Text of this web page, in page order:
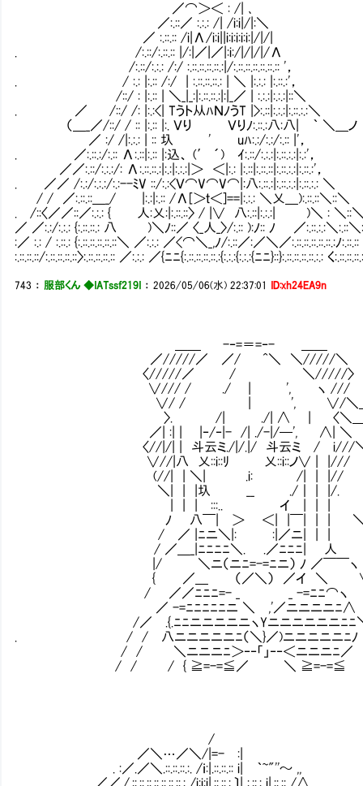
／⌒＞＜ : /| ､
／:.::／ :.:.: /| /i:i|/|:＼
／ :.::.:: /i|Λ/i:i||i:i:i:i:i:|/|/|
. /:.::/:.::.:: |/:|／|／|:i:/|/|/|/Λ
/:.::/:.:.: /:/ :.::.::.::.::.:|/:.::.::.::.::.::.:: '，
. / :.: |:.:: /:/ | :.::.::.::.: | ＼ |:.:.: |:.::.:'，
/::/ : |:.:: | ＼_|_:|:.::.::.:|:|_／ | :.:.:|:.:.:|::
. ／ /::/ /: |:.:<| Tうト从ﾊＮﾉうT |>:.::|:.:.:|:.::.:.:＼
（＿_／/::/ / :: |:.:: |:. Ｖり Ｖりﾉ:.::.:八:八| ｀ ＼＿
／ :/ /|:.:.: | :: 圦 ' uﾊ:.:/:.:/:.:: |'，
. ／:.::.:/:.:: Λ:.::|:.:: |:込、 (′ ´) ｲ:.::/:.:.:|:.::.:.:|:.:'
／／:.::/:.:.:/: Λ:.::.::.:|:.:|:.:.:|＞ ＜|:.: |:.::|:.::.::|:.::.:.:|:.::.:'，
. ／／ /:.:/:.:.:/:.:--ﾐV ::/:.:<Ｖ⌒V⌒V⌒|:八:.::.:|:.::.:.:|:.::.:.: ＼
/ / ／:.::.::＿_/ |:.:|:.:: /Λ[＞ｔ＜]==|:.:.: ＼乂＿):.::.::＼::＼
. /::〈／／::／:.:.: { 人:乂:|:.::.::〉 / |∨ 八:.::|:.:.:| )＼ : ＼::
／ ／:.:/:.:.: {:.::.::.: 八 )＼ﾉ::／ 〈_人_〉/:.:: ):ﾉ:: ﾉ ／:.::.:.:＼:.::＼
:／ :.: / :.::.: {:.::.::.::.::.::＼ ／:.:.: ／<⌒＼_,ﾉ/:.::／:／＼／:.::.::.::.::.::.:ﾉ:.::.::
:.::.::.::/:.::.::.::.::〉:.::.::.::.:: ／:.:.: ／{ﾆﾆ{:.::.::.::.::.:{:.:.:{:.:.:{ﾆﾆ}::}:.::.::.::.::.:.: く
743 ： 服部くん ◆IATssf219I ：2026/05/06(水) 22:37:01 ID:xh24EA9n
＿＿ -‐=＝=‐- ＿＿
／/////／ ／/ ^＼ ＼/////＼
〈/////／ / ＼/////〉
∨/// / ./ | ', ヽ ///
∨/ / | ', ∨/＼＿＿
〉. /| ./| ∧ | 〈＼＿＿
／| :| | |‐/‐|- /| ./-|/─', ∧| ＼
〈//|/| | 斗云ミ./|/.|/ 斗云ミ / i///＼
∨//|八 乂::i::ﾘ 乂::i::ノ∨ | |///
(//| | ＼| .i: /| | |// ＼ ＼＼
＼| | |圦 __ ./｜ | |/.
| | | :::.. イ | | |
ﾉ 八￣| ＞ ＜| |￣| | |
/ ／ |ﾆニ＼|: :|／ニ| | |
/ ／＿_|ﾆﾆﾆﾆ＼. .／ﾆﾆﾆ|
|/ ＼ニ（ニﾆ=-=ﾆニ） ﾉ ／￣
{ ／＿ （／＼） ／イ
/ ／／ﾆﾆﾆ=- _ _ -=ﾆﾆ
／ -=ﾆﾆﾆﾆﾆニ ＼ ,'／ニニニ
/／ .{.ﾆﾆニニニニニヽYニニニニニ
. / / 八ニニニニニﾆ（＼}／)ニニニニ
/ / ＼ニニニﾆ＞‐‐「」‐‐＜ニ
/ / / { ≧=-=≦／ ＼ ≧=-
/
／＼…／＼/|=- :|
. :／.／＼.::.::.::.:. /ｉ:|.::.::.:: i| ｀~"''～ ,,
／／./.::.::.::.::.::.::.::.: /i:i:i|.::.::.:.〕| :.::.: i|.::.:: /∧